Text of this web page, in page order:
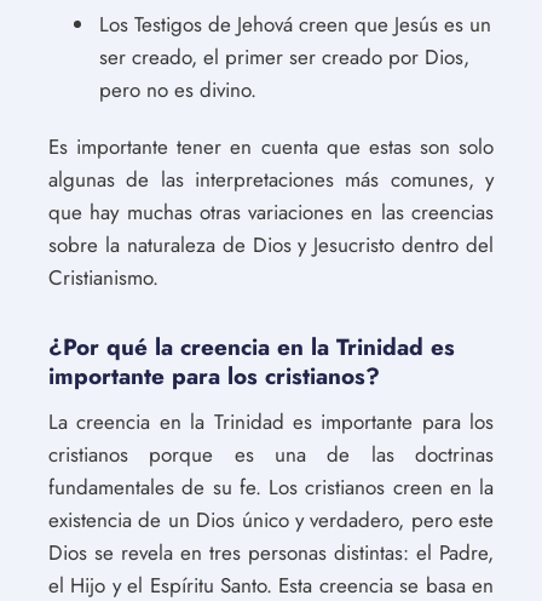
Los Testigos de Jehová creen que Jesús es un
ser creado, el primer ser creado por Dios,
pero no es divino.
Es importante tener en cuenta que estas son solo
algunas de las interpretaciones más comunes, y
que hay muchas otras variaciones en las creencias
sobre la naturaleza de Dios y Jesucristo dentro del
Cristianismo.
¿Por qué la creencia en la Trinidad es
importante para los cristianos?
La creencia en la Trinidad es importante para los
cristianos porque es una de las doctrinas
fundamentales de su fe. Los cristianos creen en la
existencia de un Dios único y verdadero, pero este
Dios se revela en tres personas distintas: el Padre,
el Hijo y el Espíritu Santo. Esta creencia se basa en